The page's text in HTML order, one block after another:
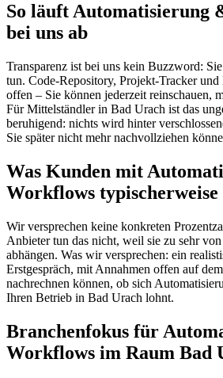
So läuft Automatisierung
bei uns ab
Transparenz ist bei uns kein Buzzword:
tun. Code-Repository, Projekt-Tracker
offen – Sie können jederzeit reinschauen,
Für Mittelständler in Bad Urach ist das
beruhigend: nichts wird hinter
Sie später nicht mehr nachvollziehen
Was Kunden mit
Workflows
Wir versprechen keine konkreten
Anbieter tun das nicht, weil sie zu sehr
abhängen. Was wir versprechen: ein
Erstgespräch, mit Annahmen offen auf
nachrechnen können, ob sich
Ihren Betrieb in Bad Urach lohnt.
Branchenfokus für
Workflows im Raum Bad